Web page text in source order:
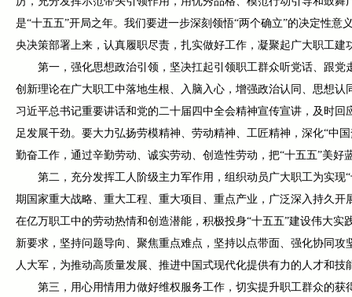
是“十五五”开局之年。我们要进一步深刻领悟“两个确立”的决定性意
央决策部署上来，认真履职尽责，扎实做好工作，凝聚起广大职工建
第一，强化思想政治引领，坚决扛起引领职工群众听党话、跟
创新理论在广大职工中落地生根、入脑入心，增强政治认同、思想
习近平总书记重要讲话和党的二十届四中全会精神宣传宣讲，及时
足发展干劲。要大力弘扬劳模精神、劳动精神、工匠精神，深化“中
勤奋工作，通过辛勤劳动、诚实劳动、创造性劳动，把“十五五”美好
第二，充分发挥工人阶级主力军作用，组织动员广大职工为实
期国家重大战略、重大工程、重大项目、重点产业，广泛深入持久
在亿万职工中的劳动热情和创造潜能，积极投身“十五五”建设伟大
新要求，坚持问题导向、聚焦重点难点，坚持以点带面、强化协同
人大军，为推动高质量发展、推进中国式现代化提供有力的人才和技
第三，用心用情用力做好维权服务工作，切实提升职工群众的